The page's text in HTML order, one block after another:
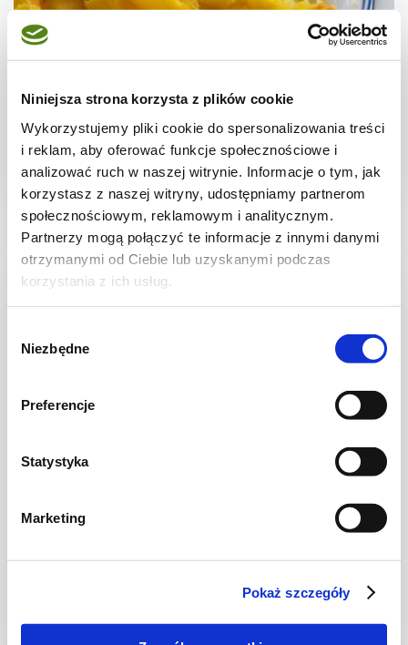
Niniejsza strona korzysta z plików cookie
Wykorzystujemy pliki cookie do spersonalizowania treści
i reklam, aby oferować funkcje społecznościowe i
analizować ruch w naszej witrynie. Informacje o tym, jak
korzystasz z naszej witryny, udostępniamy partnerom
społecznościowym, reklamowym i analitycznym.
Partnerzy mogą połączyć te informacje z innymi danymi
otrzymanymi od Ciebie lub uzyskanymi podczas
korzystania z ich usług.
zgody
Niezbędne
Preferencje
Statystyka
Marketing
Pokaż szczegóły
- - -
Akademia burczymiwbrzuchu #2: Idealna